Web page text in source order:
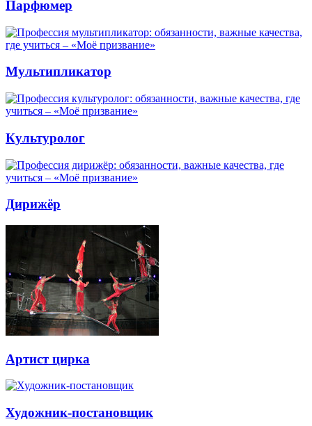
Парфюмер
Мультипликатор
Культуролог
Дирижёр
Артист цирка
Художник-постановщик